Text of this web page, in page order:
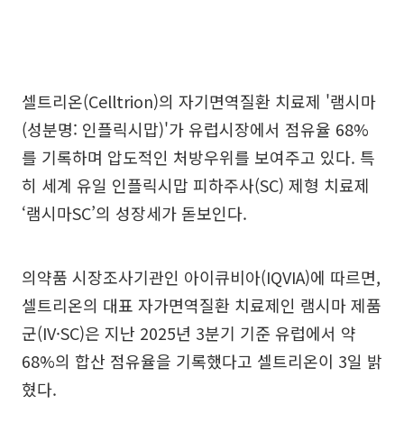
셀트리온(Celltrion)의 자기면역질환 치료제 '램시마
(성분명: 인플릭시맙)'가 유럽시장에서 점유율 68%
를 기록하며 압도적인 처방우위를 보여주고 있다. 특
히 세계 유일 인플릭시맙 피하주사(SC) 제형 치료제
‘램시마SC’의 성장세가 돋보인다.
의약품 시장조사기관인 아이큐비아(IQVIA)에 따르면,
셀트리온의 대표 자가면역질환 치료제인 램시마 제품
군(IV·SC)은 지난 2025년 3분기 기준 유럽에서 약
68%의 합산 점유율을 기록했다고 셀트리온이 3일 밝
혔다.